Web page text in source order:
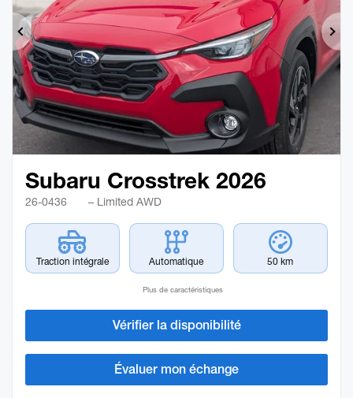
Précédent
Subaru Crosstrek 2026
26-0436 – Limited AWD
Traction intégrale Automatique 50 km
Plus de caractéristiques
Vérifier la disponibilité
Évaluer mon échange